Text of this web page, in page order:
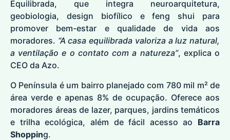
Equilibrada, que integra neuroarquitetura,
geobiologia, design biofílico e feng shui para
promover bem-estar e qualidade de vida aos
moradores. “A casa equilibrada valoriza a luz natural,
a ventilação e o contato com a natureza”, explica o
CEO da Azo.
O Península é um bairro planejado com 780 mil m² de
área verde e apenas 8% de ocupação. Oferece aos
moradores áreas de lazer, parques, jardins temáticos
e trilha ecológica, além de fácil acesso ao Barra
Shopping.